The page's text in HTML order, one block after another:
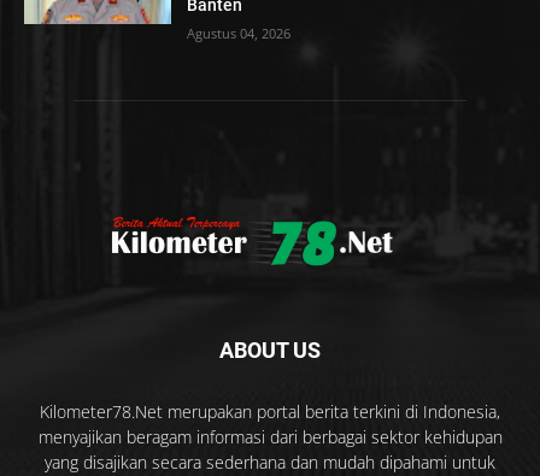
Banten
Agustus 04, 2026
ABOUT US
Kilometer78.Net merupakan portal berita terkini di Indonesia,
menyajikan beragam informasi dari berbagai sektor kehidupan
yang disajikan secara sederhana dan mudah dipahami untuk